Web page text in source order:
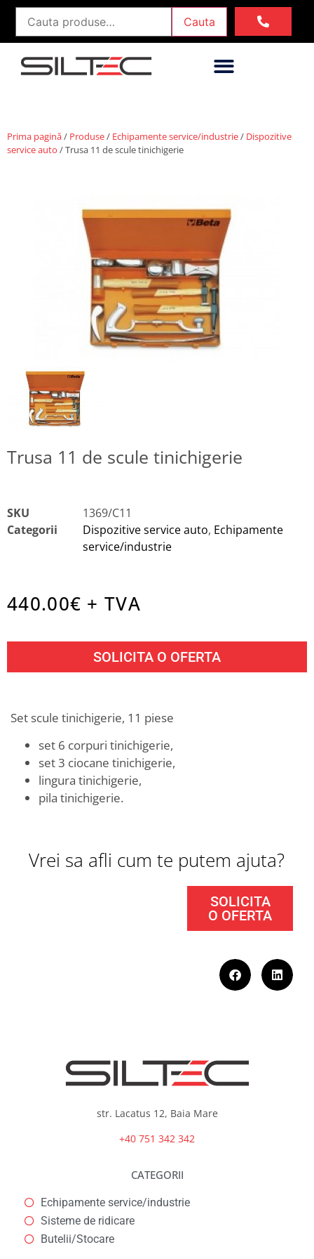
Cauta
Prima pagină/ Produse/ Echipamente service/industrie/ Dispozitive
service auto / Trusa 11 de scule tinichigerie
Trusa 11 de scule tinichigerie
SKU
1369/C11
Categorii
Dispozitive service auto, Echipamente
service/industrie
440.00€ + TVA
SOLICITA O OFERTA
Set scule tinichigerie, 11 piese
set 6 corpuri tinichigerie,
set 3 ciocane tinichigerie,
lingura tinichigerie,
pila tinichigerie.
Vrei sa afli cum te putem ajuta?
SOLICITA
O OFERTA
str. Lacatus 12, Baia Mare
+40 751 342 342
CATEGORII
Echipamente service/industrie
Sisteme de ridicare
Butelii/Stocare